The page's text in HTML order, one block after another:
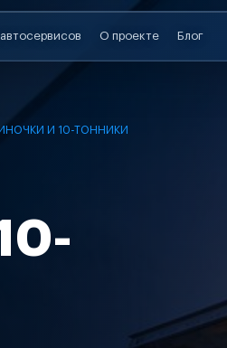
О проекте Блог
И 10-ТОННИКИ